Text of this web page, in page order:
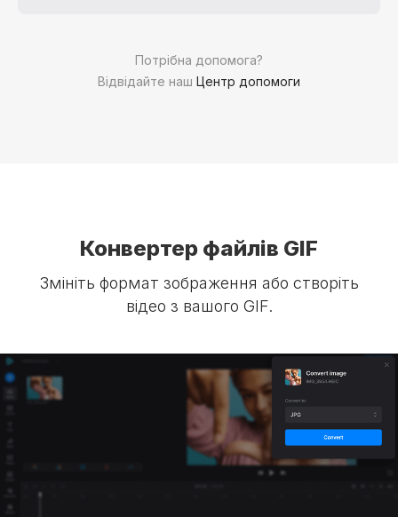
Потрібна допомога?
Відвідайте наш Центр допомоги
Конвертер файлів GIF
Змініть формат зображення або створіть
відео з вашого GIF.